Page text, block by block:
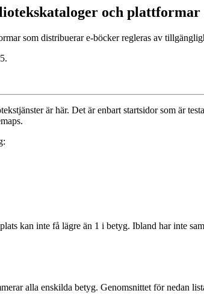
och
som distribuerar e-böcker regleras av
är här. Det är enbart startsidor som är
kan inte få lägre än 1 i betyg. Ibland har inte
alla enskilda betyg. Genomsnittet för nedan